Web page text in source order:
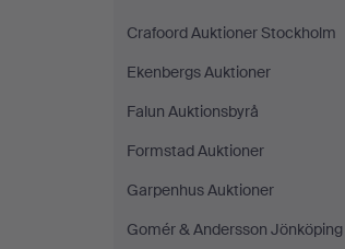
Crafoord Auktioner Stockholm
Ekenbergs Auktioner
Falun Auktionsbyrå
Formstad Auktioner
Garpenhus Auktioner
Gomér & Andersson Jönköping